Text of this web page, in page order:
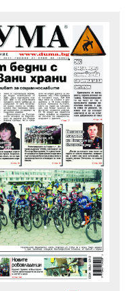
ЗА ПОЛЗВАНЕ
ЗА БИСКВИТКИТЕ